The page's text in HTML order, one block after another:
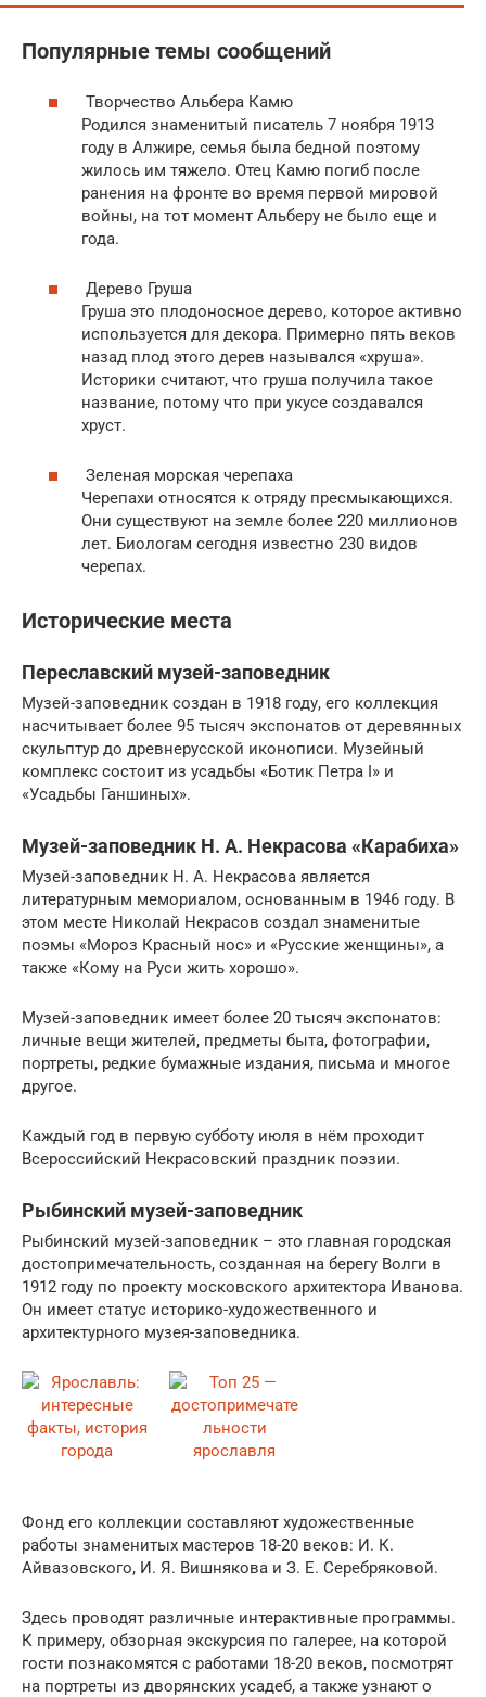
Популярные темы сообщений
Творчество Альбера Камю
Родился знаменитый писатель 7 ноября 1913
году в Алжире, семья была бедной поэтому
жилось им тяжело. Отец Камю погиб после
ранения на фронте во время первой мировой
войны, на тот момент Альберу не было еще и
года.
Дерево Груша
Груша это плодоносное дерево, которое активно
используется для декора. Примерно пять веков
назад плод этого дерев назывался «хруша».
Историки считают, что груша получила такое
название, потому что при укусе создавался
хруст.
Зеленая морская черепаха
Черепахи относятся к отряду пресмыкающихся.
Они существуют на земле более 220 миллионов
лет. Биологам сегодня известно 230 видов
черепах.
Исторические места
Переславский музей-заповедник
Музей-заповедник создан в 1918 году, его коллекция
насчитывает более 95 тысяч экспонатов от деревянных
скульптур до древнерусской иконописи. Музейный
комплекс состоит из усадьбы «Ботик Петра I» и
«Усадьбы Ганшиных».
Музей-заповедник Н. А. Некрасова «Карабиха»
Музей-заповедник Н. А. Некрасова является
литературным мемориалом, основанным в 1946 году. В
этом месте Николай Некрасов создал знаменитые
поэмы «Мороз Красный нос» и «Русские женщины», а
также «Кому на Руси жить хорошо».
Музей-заповедник имеет более 20 тысяч экспонатов:
личные вещи жителей, предметы быта, фотографии,
портреты, редкие бумажные издания, письма и многое
другое.
Каждый год в первую субботу июля в нём проходит
Всероссийский Некрасовский праздник поэзии.
Рыбинский музей-заповедник
Рыбинский музей-заповедник – это главная городская
достопримечательность, созданная на берегу Волги в
1912 году по проекту московского архитектора Иванова.
Он имеет статус историко-художественного и
архитектурного музея-заповедника.
Фонд его коллекции составляют художественные
работы знаменитых мастеров 18-20 веков: И. К.
Айвазовского, И. Я. Вишнякова и З. Е. Серебряковой.
Здесь проводят различные интерактивные программы.
К примеру, обзорная экскурсия по галерее, на которой
гости познакомятся с работами 18-20 веков, посмотрят
на портреты из дворянских усадеб, а также узнают о